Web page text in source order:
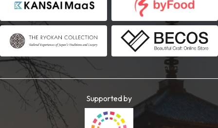
Supported by